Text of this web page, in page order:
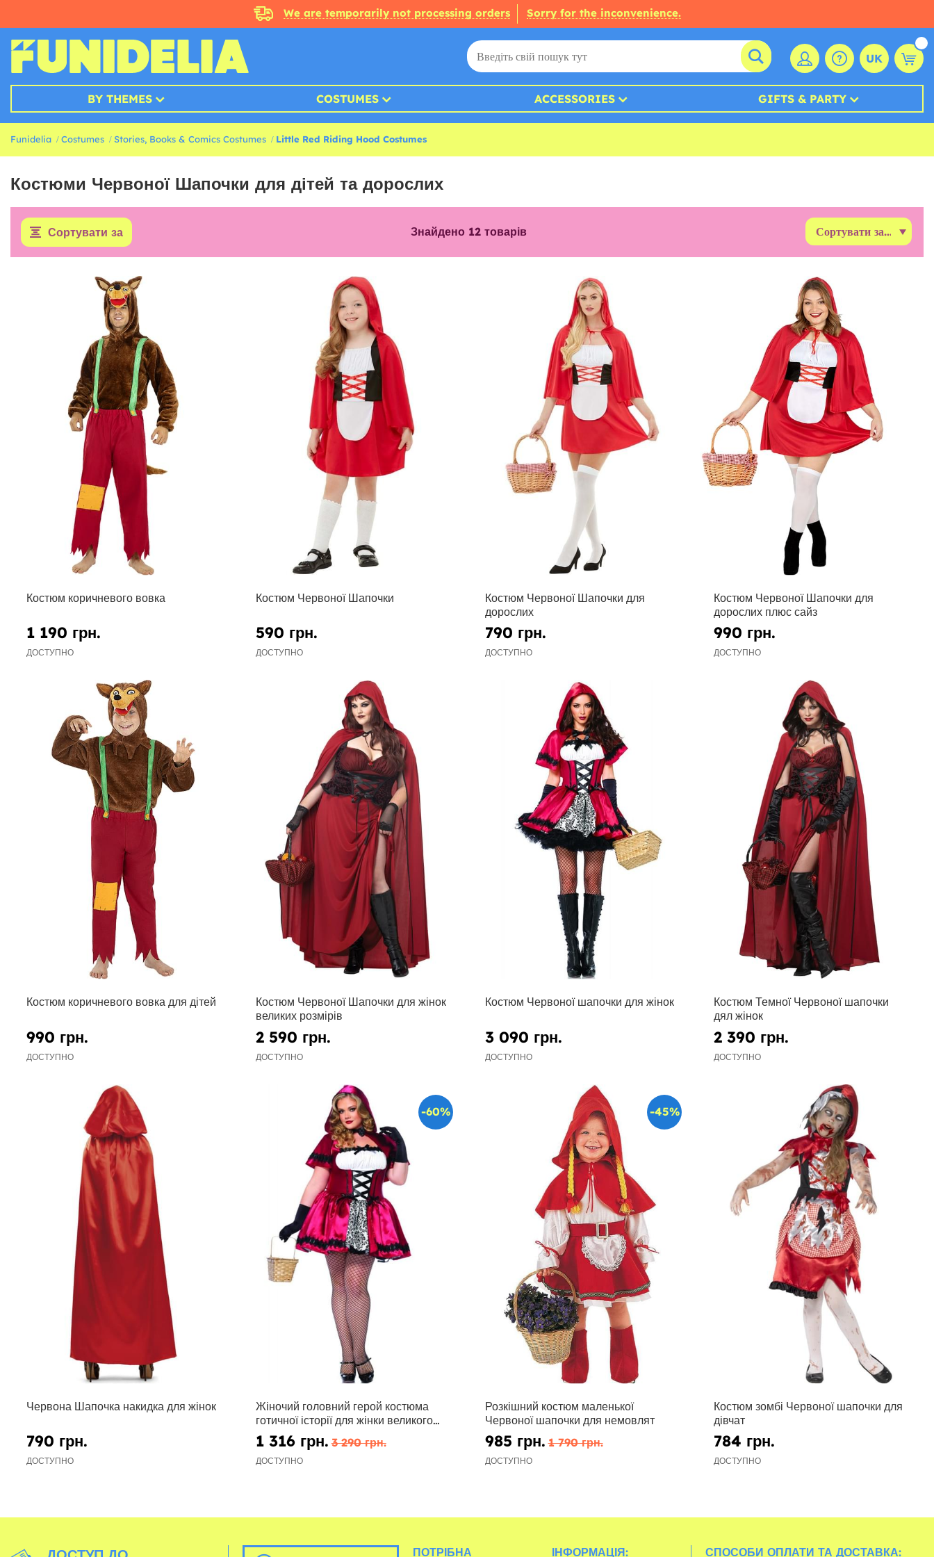
We are temporarily not processing orders Sorry for the inconvenience.
UK
BY THEMES COSTUMES ACCESSORIES GIFTS & PARTY
Funidelia Costumes Stories, Books & Comics Costumes Little Red Riding Hood Costumes
Костюми Червоної Шапочки для дітей та дорослих
Сортувати за Знайдено 12 товарів
Костюм коричневого вовка
1 190 грн.
ДОСТУПНО
Костюм Червоної Шапочки
590 грн.
ДОСТУПНО
Костюм Червоної Шапочки для
дорослих
790 грн.
ДОСТУПНО
Костюм Червоної Шапочки для
дорослих плюс сайз
990 грн.
ДОСТУПНО
Костюм коричневого вовка для дітей
990 грн.
ДОСТУПНО
Костюм Червоної Шапочки для жінок
великих розмірів
2 590 грн.
ДОСТУПНО
Костюм Червоної шапочки для жінок
3 090 грн.
ДОСТУПНО
Костюм Темної Червоної шапочки
дял жінок
2 390 грн.
ДОСТУПНО
Червона Шапочка накидка для жінок
790 грн.
ДОСТУПНО
-60%
Жіночий головний герой костюма
готичної історії для жінки великого
розміру
1 316 грн. 3 290 грн.
ДОСТУПНО
-45%
Розкішний костюм маленької
Червоної шапочки для немовлят
985 грн. 1 790 грн.
ДОСТУПНО
Костюм зомбі Червоної шапочки для
дівчат
784 грн.
ДОСТУПНО
ПОТРІБНА ІНФОРМАЦІЯ: СПОСОБИ ОПЛАТИ ТА ДОСТАВКА: